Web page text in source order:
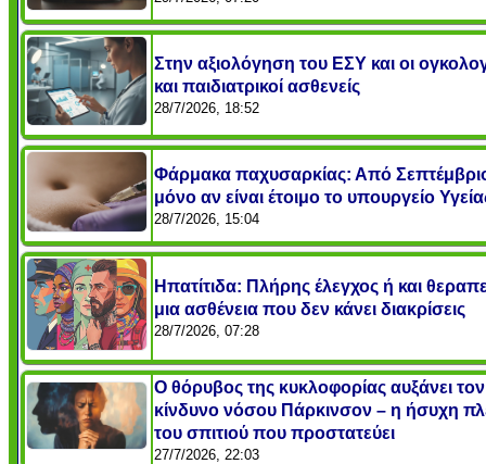
Στην αξιολόγηση του ΕΣΥ και οι
και παιδιατρικοί ασθενείς
28/7/2026, 18:52
Φάρμακα παχυσαρκίας: Από
μόνο αν είναι έτοιμο το υπουργείο
28/7/2026, 15:04
Ηπατίτιδα: Πλήρης έλεγχος ή και
μια ασθένεια που δεν κάνει διακρίσεις
28/7/2026, 07:28
Ο θόρυβος της κυκλοφορίας αυξάνει τον
κίνδυνο νόσου Πάρκινσον – η ήσυχη
του σπιτιού που προστατεύει
27/7/2026, 22:03